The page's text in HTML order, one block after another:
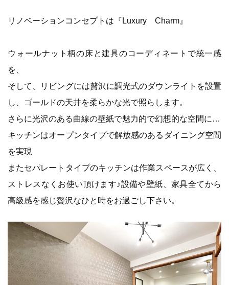
リノベーションコンセプトは『Luxury Charm』
ウォールナット柄の床と建具のコーディネートで統一感
を、
そして、リビングには贅沢に調光式のダウンライトを設置
し、ゴールドの天井を柔らかな光で照らします。
さらに光沢のある曲線の壁紙で魅力的で幻想的な空間に…
キッチンはオープンタイプで解放感のあるダイニング空間
を実現
またセパレートタイプのキッチンは作業スペースが広く、
ストレスなくお使い頂けます♪設備や壁紙、家具全てから
高級感を感じ贅沢なひと時をお過ごし下さい。